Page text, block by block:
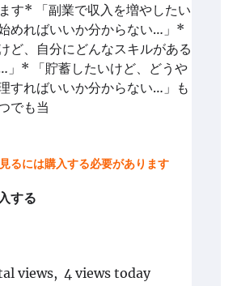
す* 「副業で収入を増やしたい
めればいいか分からない…」*
ど、自分にどんなスキルがある
」* 「貯蓄したいけど、どうや
すればいいか分からない…」も
でも当
るには購入する必要があります
する
views, 4 views today